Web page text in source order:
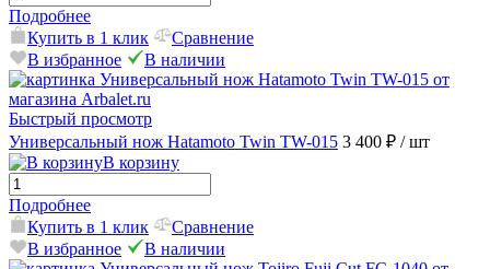
Подробнее
Купить в 1 клик
Сравнение
В избранное
В наличии
Быстрый просмотр
Универсальный нож Hatamoto Twin TW-015 3 400 ₽ / шт
В корзину
Подробнее
Купить в 1 клик
Сравнение
В избранное
В наличии